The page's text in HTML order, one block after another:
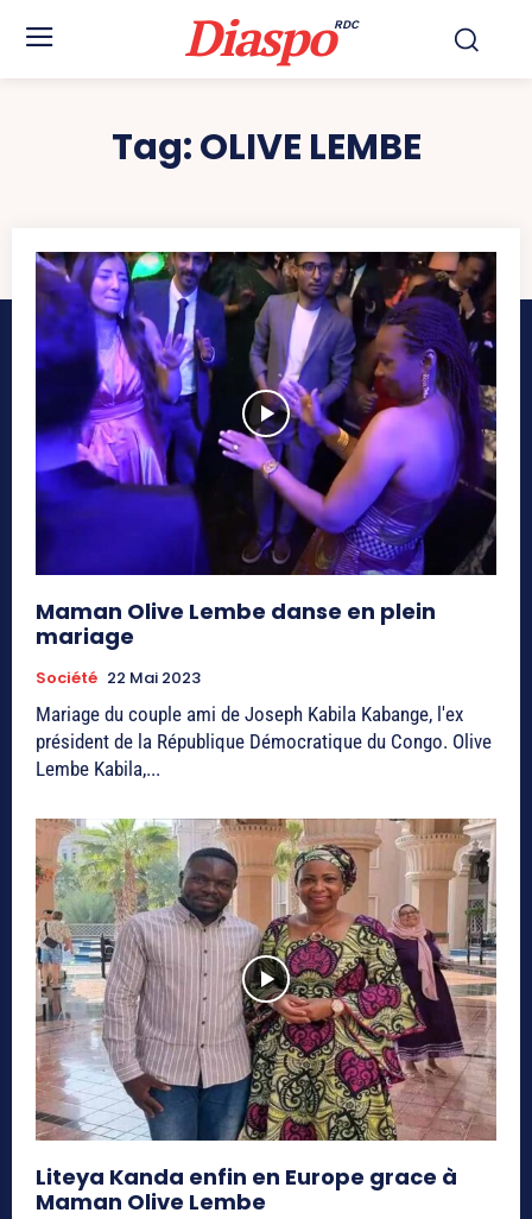
DiaspoRDC
Tag:OLIVE LEMBE
Maman Olive Lembe danse en plein
mariage
Société 22 Mai 2023
Mariage du couple ami de Joseph Kabila Kabange, l'ex
président de la République Démocratique du Congo. Olive
Lembe Kabila,...
Liteya Kanda enfin en Europe grace à
Maman Olive Lembe